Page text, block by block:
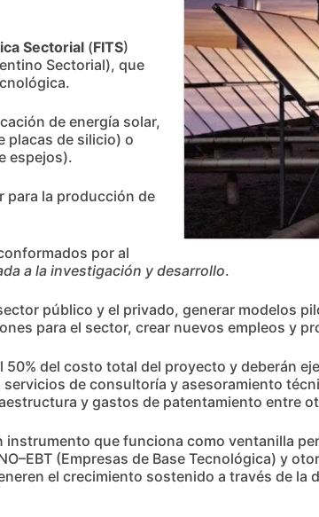
Sectorial (FITS)
Sectorial), que
de energía solar,
placas de silicio) o
espejos).
para la producción de
por al
a la investigación y desarrollo.
público y el privado, generar modelos
para el sector, crear nuevos empleos y
del costo total del proyecto y deberán
de consultoría y asesoramiento
y gastos de patentamiento entre
que funciona como ventanilla
(Empresas de Base Tecnológica) y
el crecimiento sostenido a través de